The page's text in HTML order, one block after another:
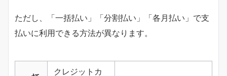
ただし、「一括払い」「分割払い」「各月払い」で支
払いに利用できる方法が異なります。
クレジットカ